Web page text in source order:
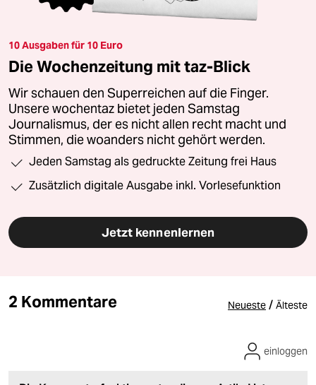
10 Ausgaben für 10 Euro
Die Wochenzeitung mit taz-Blick
Wir schauen den Superreichen auf die Finger.
Unsere wochentaz bietet jeden Samstag
Journalismus, der es nicht allen recht macht und
Stimmen, die woanders nicht gehört werden.
Jeden Samstag als gedruckte Zeitung frei Haus
Zusätzlich digitale Ausgabe inkl. Vorlesefunktion
Jetzt kennenlernen
2 Kommentare Neueste / Älteste
einloggen